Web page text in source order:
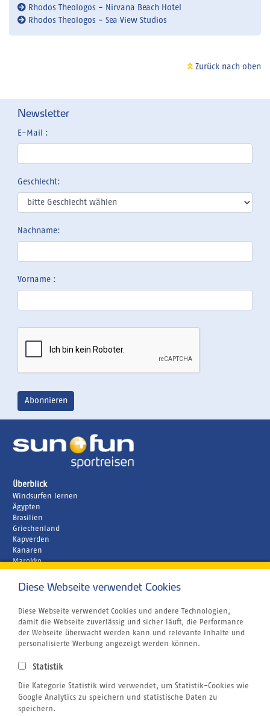
Rhodos Theologos - Nirvana Beach Hotel
Rhodos Theologos - Sea View Studios
Zurück nach oben
Newsletter
E-Mail :
Geschlecht:
Nachname:
Vorname :
Überblick
Windsurfen lernen
Ägypten
Brasilien
Griechenland
Kapverden
Kanaren
Marokko
Unternehmen
Atmosfair CO2 Kompensation
Airline Blacklist
Bildnachweis
Centrum für Reisemedizin
Jobs
Kitesurfen
SUP
Tauchen
Diese Webseite verwendet Cookies
Diese Webseite verwendet Cookies und andere Technologien,
damit die Webseite zuverlässig und sicher läuft, die Performance
der Webseite überwacht werden kann und relevante Inhalte und
personalisierte Werbung angezeigt werden können.
Statistik
Die Kategorie Statistik wird verwendet, um Statistik-Cookies wie
Google Analytics zu speichern und statistische Daten zu
speichern.